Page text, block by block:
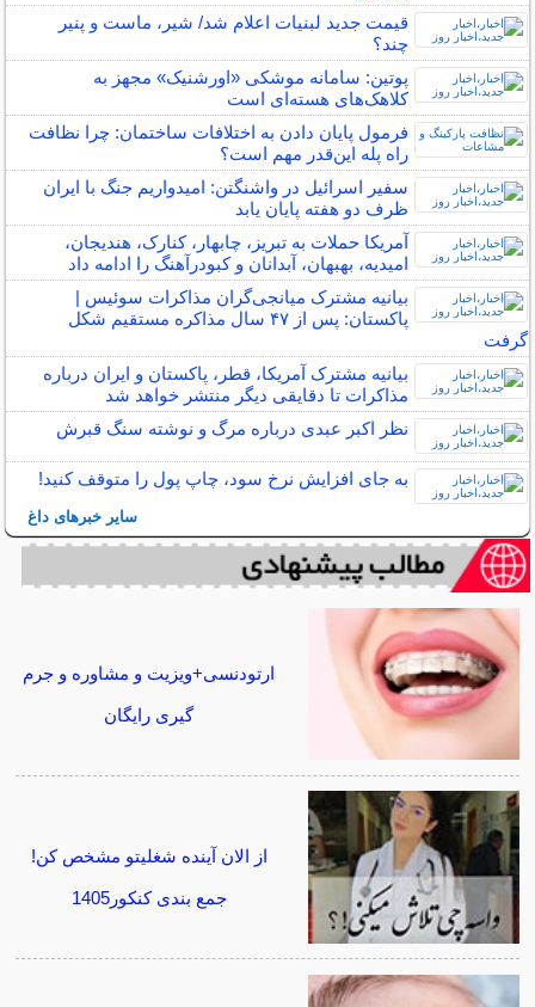
قیمت جدید لبنیات اعلام شد/ شیر، ماست و پنیر
چند؟
پوتین: سامانه موشکی «اورشنیک» مجهز به
کلاهک‌های هسته‌ای است
فرمول پایان دادن به اختلافات ساختمان: چرا نظافت
راه پله این‌قدر مهم است؟
سفیر اسرائیل در واشنگتن: امیدواریم جنگ با ایران
ظرف دو هفته پایان یابد
آمریکا حملات به تبریز، چابهار، کنارک، هندیجان،
امیدیه، بهبهان، آبدانان و کبودرآهنگ را ادامه داد
بیانیه مشترک میانجی‌گران مذاکرات سوئیس |
پاکستان: پس از ۴۷ سال مذاکره مستقیم شکل
گرفت
بیانیه مشترک آمریکا، قطر، پاکستان و ایران درباره
مذاکرات تا دقایقی دیگر منتشر خواهد شد
نظر اکبر عبدی درباره مرگ و نوشته‌ سنگ قبرش
به جای افزایش نرخ سود، چاپ پول را متوقف کنید!
سایر خبرهای داغ
ارتودنسی+ویزیت و مشاوره و جرم
گیری رایگان
از الان آینده شغلیتو مشخص کن!
جمع بندی کنکور1405